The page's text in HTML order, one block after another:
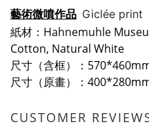
藝術微噴作品 Giclée print
紙材： Hahnemuhle
Cotton, Natural White
尺寸（含框）：
尺寸（原畫）：
CUSTOMER